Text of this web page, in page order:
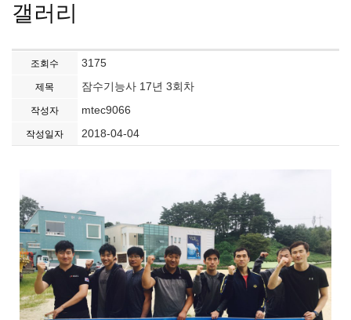
갤러리
조회수 3175
제목 잠수기능사 17년 3회차
작성자 mtec9066
작성일자 2018-04-04